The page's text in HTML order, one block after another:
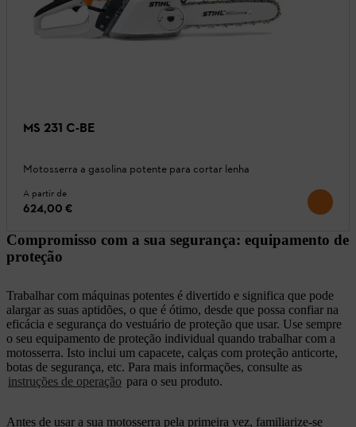
MS 231 C-BE
Motosserra a gasolina potente para cortar lenha
A partir de
624,00 €
Compromisso com a sua segurança: equipamento de
proteção
Trabalhar com máquinas potentes é divertido e significa que pode
alargar as suas aptidões, o que é ótimo, desde que possa confiar na
eficácia e segurança do vestuário de proteção que usar. Use sempre
o seu equipamento de proteção individual quando trabalhar com a
motosserra. Isto inclui um capacete, calças com proteção anticorte,
botas de segurança, etc. Para mais informações, consulte as
instruções de operação para o seu produto.
Antes de usar a sua motosserra pela primeira vez, familiarize-se